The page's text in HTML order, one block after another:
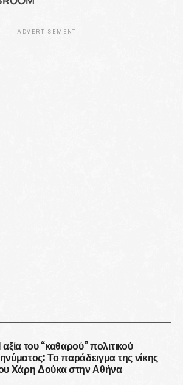
ADVERTISEMENT
του “καθαρού” πολιτικού
Το παράδειγμα της νίκης
Χάρη Δούκα στην Αθήνα